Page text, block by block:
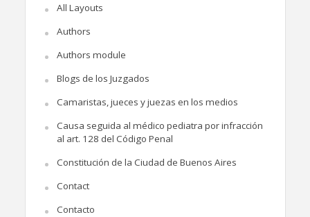
All Layouts
Authors
Authors module
Blogs de los Juzgados
Camaristas, jueces y juezas en los medios
Causa seguida al médico pediatra por infracción
al art. 128 del Código Penal
Constitución de la Ciudad de Buenos Aires
Contact
Contacto